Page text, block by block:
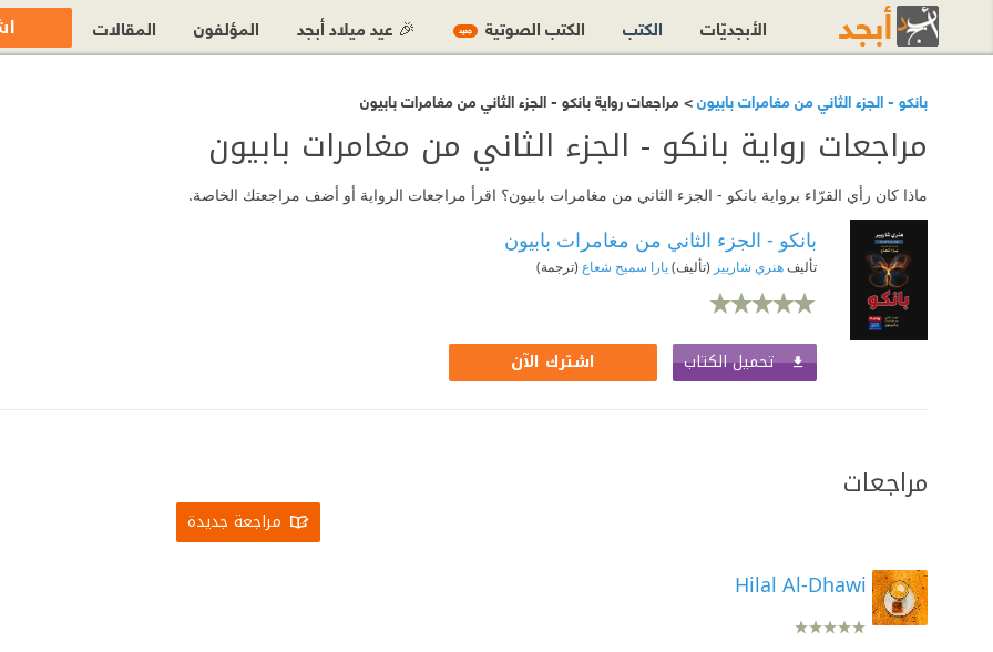
بانكو - الجزء الثاني من مغامرات بابيون> مراجعات رواية بانكو - الجزء الثاني من مغامرات بابيون
مراجعات رواية بانكو - الجزء الثاني من مغامرات بابيون
ماذا كان رأي القرّاء برواية بانكو - الجزء الثاني من مغامرات بابيون؟ اقرأ مراجعات الرواية أو أضف مراجعتك الخاصة.
بانكو - الجزء الثاني من مغامرات بابيون
تأليفهنري شاريير (تأليف)يارا سميح شعاع (ترجمة)
تحميل الكتاب اشترك الآن
مراجعات
مراجعة جديدة
Hilal Al-Dhawi
الأبجديّات الكتب الكتب الصوتية جديد 🎉 عيد ميلاد أبجد المؤلفون المقالات